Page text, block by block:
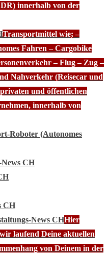
innerhalb von der
Transportmittel wie; –
Fahren – Cargobike
– Flug – Zug –
Nahverkehr (Reisecar und
und öffentlichen
innerhalb von
Roboter (Autonomes
CH
CH
News CHHier
laufend Deine aktuellen
von Deinem in der